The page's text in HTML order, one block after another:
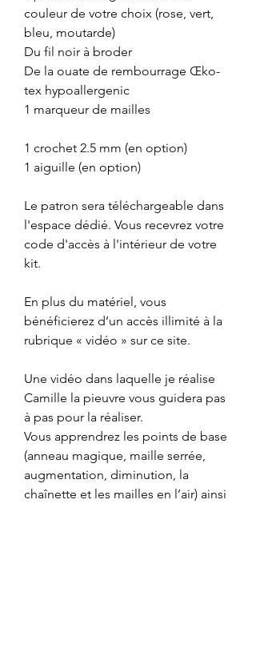
couleur de votre choix (rose, vert,
bleu, moutarde)
Du fil noir à broder
De la ouate de rembourrage Œko-
tex hypoallergenic
1 marqueur de mailles
1 crochet 2.5 mm (en option)
1 aiguille (en option)
Le patron sera téléchargeable dans
l'espace dédié. Vous recevrez votre
code d'accès à l'intérieur de votre
kit.
En plus du matériel, vous
bénéficierez d’un accès illimité à la
rubrique « vidéo » sur ce site.
Une vidéo dans laquelle je réalise
Camille la pieuvre vous guidera pas
à pas pour la réaliser.
Vous apprendrez les points de base
(anneau magique, maille serrée,
augmentation, diminution, la
chaînette et les mailles en l’air) ainsi